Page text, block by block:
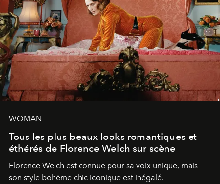
WOMAN
Tous les plus beaux looks romantiques et
éthérés de Florence Welch sur scène
Florence Welch est connue pour sa voix unique, mais
son style bohème chic iconique est inégalé.